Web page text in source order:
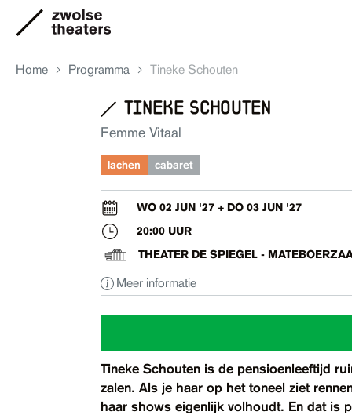
Je bezoek
Over ons
Eten & drinken
Toegankelijkheid
Home Programma Tineke Schouten
tineke schouten
Femme Vitaal
lachen cabaret
WO 02 JUN '27 + DO 03 JUN '27
20:00 UUR
THEATER DE SPIEGEL -
Meer informatie
Tineke Schouten is de pensioenleeftijd
zalen. Als je haar op het toneel ziet
haar shows eigenlijk volhoudt. En dat is